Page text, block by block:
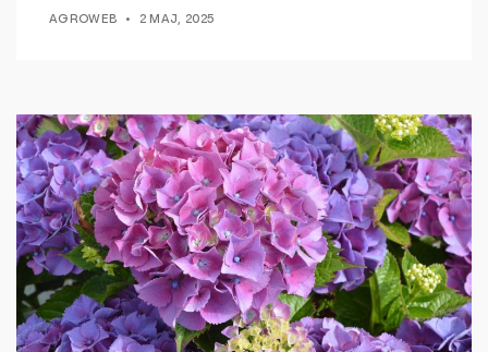
AGROWEB 2 MAJ, 2025